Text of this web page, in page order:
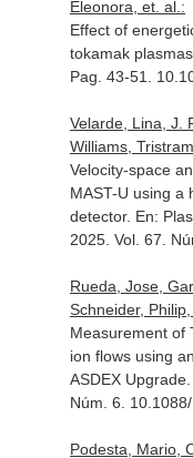
Eleonora, et. al.:
Effect of
tokamak plasmas.
Pag. 43-51.
Velarde, Lina, J.
Williams,
Velocity-space
MAST-U using a
detector. En:
2025. Vol. 67.
Rueda, Jose,
Schneider,
Measurement of
ion flows using
ASDEX Upgrade.
Núm. 6.
Podesta, Mario,